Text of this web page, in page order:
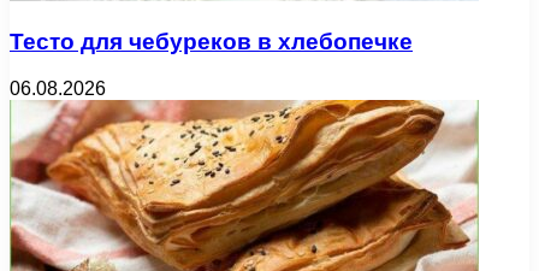
Тесто для чебуреков в хлебопечке
06.08.2026